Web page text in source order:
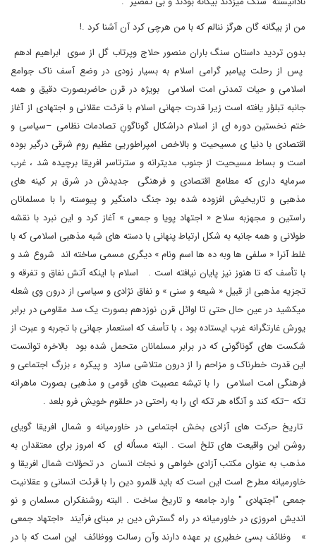
من از بیگانه گان هرگز ننالم که با من هرچی کرد آن آشنا کرد .!
بدون تردید داستان سنگ باران منصور حلاج وپرتاب گل از سوی ابراهیم ادهم
پس از رحلت پیامبر گرامی اسلام به بسیار زودی در وضع آسف ناک جوامع
اسلامی و حیات تمدنی امت اسلامی بویژه در قرن حاضربصورت دقیق و همه
جانبه تبلؤر یافته است زیرا قدرت جهانی اسلام با قرئت عقلانی و اجتهادی از آغاز
ختم نخستین دوره ای از اسلام دراشکال گوناگونِ تصادمات نظامی –سیاسی و
اقتصادی با دنیا ی مسیحیت و بالاخص امپراطوریی عظیم روم شرقی درگیر بوده
است و بساط مسیحیت از جنوب مدیترانه و سترتاسر افریقا برچیده شد ، غرب
سرمایه داری که مطامع اقتصادی و فرهنگی جدیدش در شرق بر کینه های
مذهبی و تاریخیش افزوده شده بود جنگ دامنگیر و پیوسته را با مسلمانان
راستین و مجهزبه سلاح « اجتهاد پویا و جمعی » آغاز کرد و این نبرد با نقشه
طولانی و همه جانبه به شکل ارتباط پنهانی با دسته های شبه مذهبی اسلامی که با
غلط آنرا « سلفی ها وبه ده ها اسم ونام » دیگری مسمی ساخته اند شروع شد و
با تأسف که تا هنوز نیز پایان نیافته است . اسلام با اینکه آتش نفاق و تفرقه و
تجزیه مذهبی از قبیل « شیعه و سنی » و نفاق نژادی و سیاسی از درون وی شعله
میکشید در عین حال حتی تا اوائل قرن نوزدهم بصورت یک سد مقاومی در برابر
یورش غارتگرانه غرب ایستاده بود ، با تأسف که استعمار جهانی با تجربه و عبرت از
شکست های گوناگونی که در برابر مسلمانان متحمل شده بود بالاخره توانست
این قدرت خطرناک و مزاحم را از درون متلاشی سازد و پیکره ء بزرگ اجتماعی و
فرهنگی امت اسلامی را با تیشه عصبیت های قومی و مذهبی بصورت ماهرانه
تکه –تکه کند و آنگاه هر تکه ای را به راحتی در حلقوم خویش فرو بلعد .
تاریخ حرکت های آزادی بخش اجتماعی در خاورمیانه و شمال افریقا گویای
روشن این واقیعت های تلخ است . البته مسأله ای که امروز برای معتقدان به
مذهب به عنوان مکتب آزادی خواهی و نجات انسان در تحؤلات شمال افریقا و
خاورمیانه مطرح است این است که باید قلمرو دین را با قرئت انسانی و عقلانیت
جمعی "اجتهادی " وارد جامعه و تاریخ ساخت . البته روشنفکران مسلمان و نو
اندیش امروزی در خاورمیانه در راه گسترش دین بر مبنای فرآیند «اجتهاد جمعی
» وظائف بسی خطیری بر عهده دارند وآن رسالت ووظائف این است که با در